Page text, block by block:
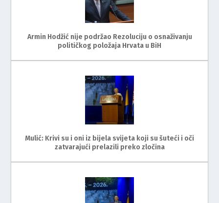
Armin Hodžić nije podržao Rezoluciju o osnaživanju
političkog položaja Hrvata u BiH
Mulić: Krivi su i oni iz bijela svijeta koji su šuteći i oči
zatvarajući prelazili preko zločina